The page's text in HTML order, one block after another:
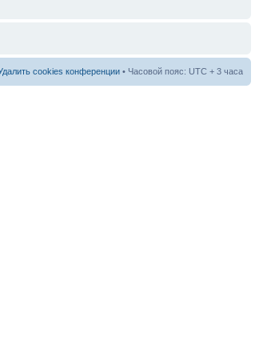
cookies конференции • Часовой пояс: UTC + 3 часа